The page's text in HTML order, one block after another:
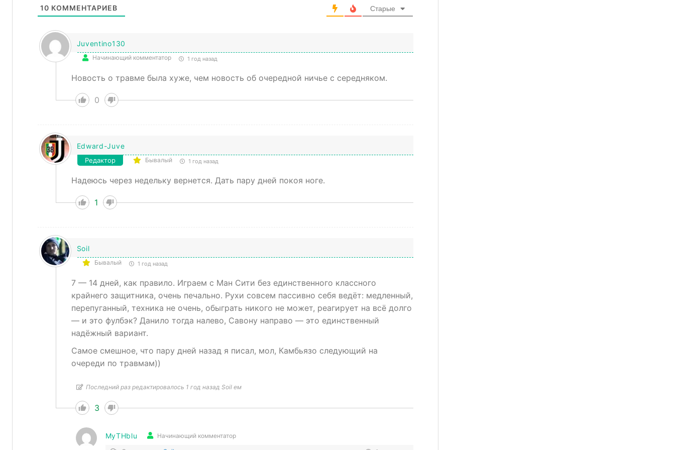
10 КОММЕНТАРИЕВ Старые
Juventino130
Начинающий комментатор 1 год назад
Новость о травме была хуже, чем новость об очередной ничье с середняком.
0
Edward-Juve
Редактор Бывалый 1 год назад
Надеюсь через недельку вернется. Дать пару дней покоя ноге.
1
Soil
Бывалый 1 год назад
7 — 14 дней, как правило. Играем с Ман Сити без единственного классного
крайнего защитника, очень печально. Рухи совсем пассивно себя ведёт: медленный,
перепуганный, техника не очень, обыграть никого не может, реагирует на всё долго
— и это фулбэк? Данило тогда налево, Савону направо — это единственный
надёжный вариант.
Самое смешное, что пару дней назад я писал, мол, Камбьязо следующий на
очереди по травмам))
Последний раз редактировалось 1 год назад Soil ем
3
MyTHblu Начинающий комментатор